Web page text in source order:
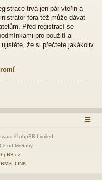
trvá jen pár vteřin a
fóra též může dávat
Před registrací se
pro použití a
že si přečtete jakákoliv
© phpBB Limited
od MrGaby